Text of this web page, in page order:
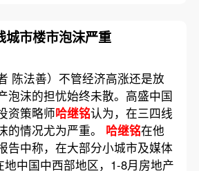
城市楼市泡沫严重
陈法善）不管经济高涨还是放
泡沫的担忧始终未散。高盛中国
资策略师哈继铭认为，在三四线
的情况尤为严重。 哈继铭在他
告中称，在大部分小城市及媒体
地中国中西部地区，1-8月房地产